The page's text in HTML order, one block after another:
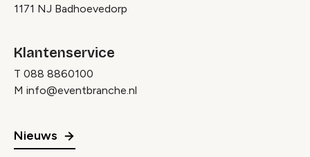
1171 NJ Badhoevedorp
Klantenservice
T 088 8860100
M info@eventbranche.nl
Nieuws